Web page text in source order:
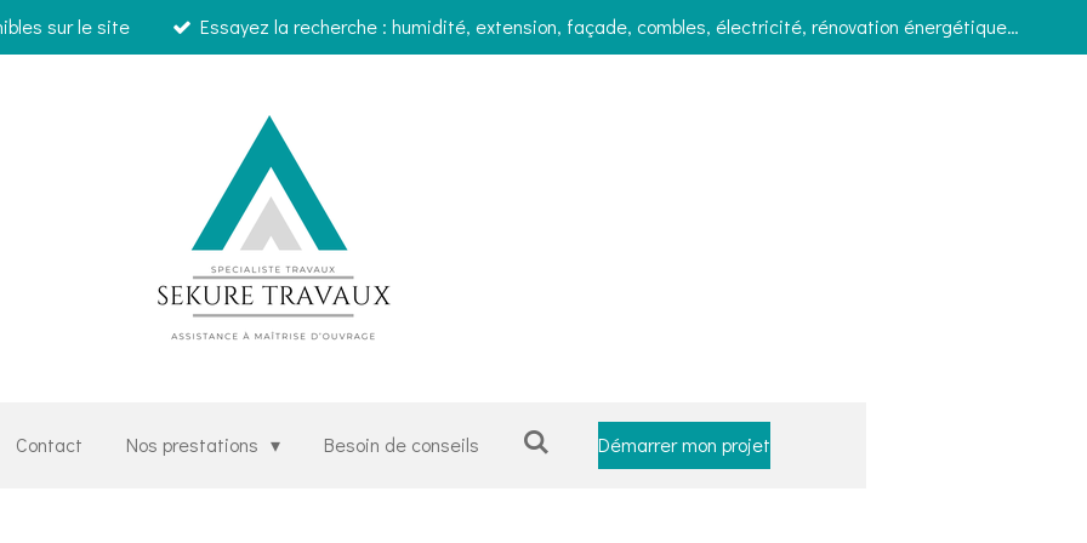
sur le site Essayez la recherche : humidité, extension, façade, combles, électricité, rénovation énergétique…
Contact Nos prestations Besoin de conseils Démarrer mon projet